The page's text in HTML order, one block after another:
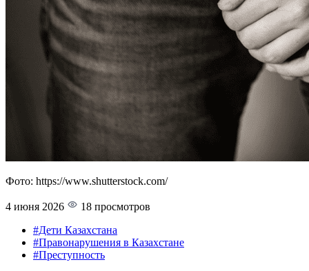
Фото: https://www.shutterstock.com/
4 июня 2026
18 просмотров
#Дети Казахстана
#Правонарушения в Казахстане
#Преступность